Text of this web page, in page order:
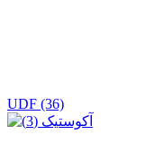
UDF (36)